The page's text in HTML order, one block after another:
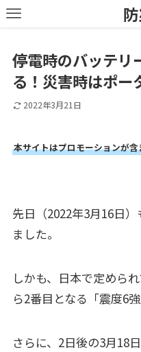
停電時のバッテリ
る！災害時はポー
2022年3月21日
本サイトはプロモーションが
先日（2022年3月16日
ました。
しかも、日本で定めら
ら2番目となる「震度6
さらに、2日後の3月18